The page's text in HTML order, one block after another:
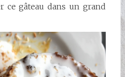
ce gâteau dans un grand